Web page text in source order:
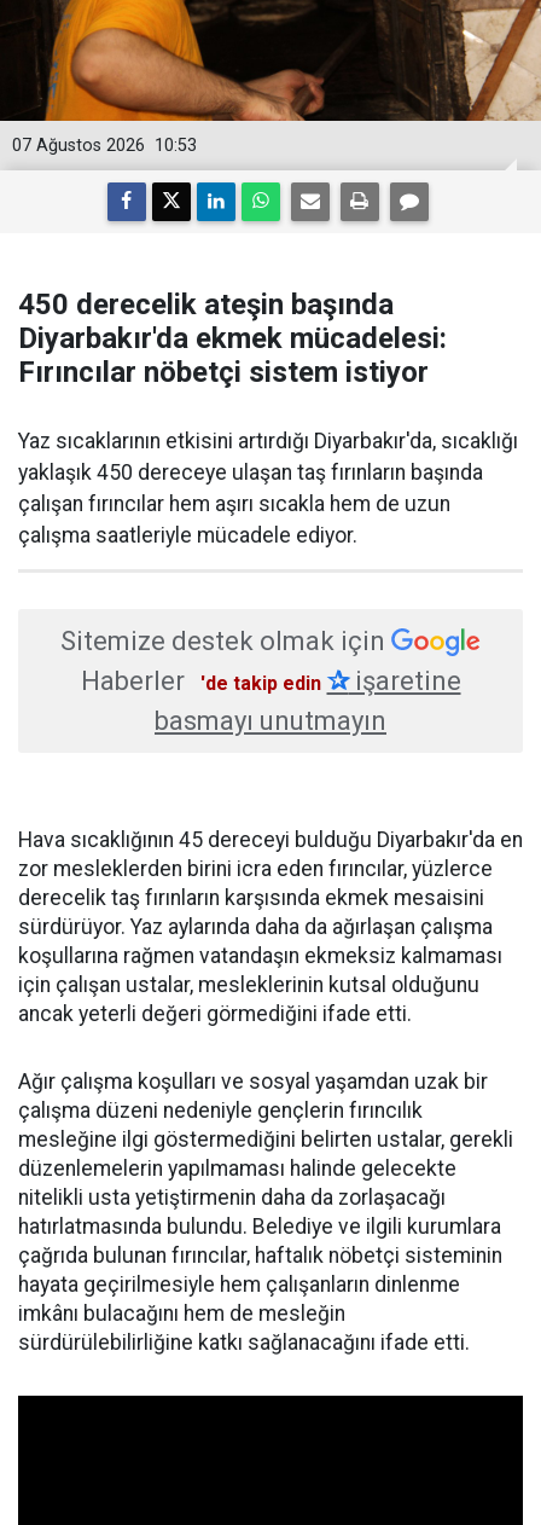
10:53
07 Ağustos 2026
450 derecelik ateşin başında
Diyarbakır'da ekmek mücadelesi:
Fırıncılar nöbetçi sistem istiyor
Yaz sıcaklarının etkisini artırdığı Diyarbakır'da, sıcaklığı
yaklaşık 450 dereceye ulaşan taş fırınların başında
çalışan fırıncılar hem aşırı sıcakla hem de uzun
çalışma saatleriyle mücadele ediyor.
Sitemize destek olmak için
Haberler
'de takip edin ✰işaretine
basmayı unutmayın
Hava sıcaklığının 45 dereceyi bulduğu Diyarbakır'da en
zor mesleklerden birini icra eden fırıncılar, yüzlerce
derecelik taş fırınların karşısında ekmek mesaisini
sürdürüyor. Yaz aylarında daha da ağırlaşan çalışma
koşullarına rağmen vatandaşın ekmeksiz kalmaması
için çalışan ustalar, mesleklerinin kutsal olduğunu
ancak yeterli değeri görmediğini ifade etti.
Ağır çalışma koşulları ve sosyal yaşamdan uzak bir
çalışma düzeni nedeniyle gençlerin fırıncılık
mesleğine ilgi göstermediğini belirten ustalar, gerekli
düzenlemelerin yapılmaması halinde gelecekte
nitelikli usta yetiştirmenin daha da zorlaşacağı
hatırlatmasında bulundu. Belediye ve ilgili kurumlara
çağrıda bulunan fırıncılar, haftalık nöbetçi sisteminin
hayata geçirilmesiyle hem çalışanların dinlenme
imkânı bulacağını hem de mesleğin
sürdürülebilirliğine katkı sağlanacağını ifade etti.